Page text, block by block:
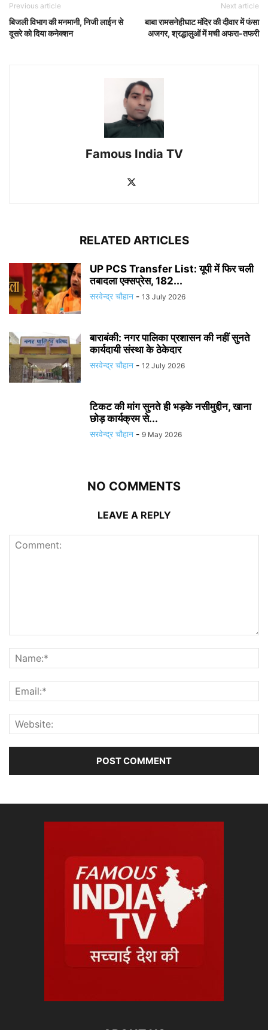
Previous article
बिजली विभाग की मनमानी, निजी लाईन से
दूसरे को दिया कनेक्शन
Next article
बाबा रामसनेहीघाट मंदिर की दीवार में फंसा
अजगर, श्रद्धालुओं में मची अफरा-तफरी
Famous India TV
RELATED ARTICLES
UP PCS Transfer List: यूपी में फिर चली
तबादला एक्सप्रेस, 182...
सरवेन्द्र चौहान - 13 July 2026
बाराबंकी: नगर पालिका प्रशासन की नहीं सुनते
कार्यदायी संस्था के ठेकेदार
सरवेन्द्र चौहान - 12 July 2026
टिकट की मांग सुनते ही भड़के नसीमुद्दीन, खाना
छोड़ कार्यक्रम से...
सरवेन्द्र चौहान - 9 May 2026
NO COMMENTS
LEAVE A REPLY